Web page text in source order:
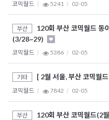
코믹월드 5241 02-05
부산
120회 부산 코믹월드 동
(3/28~29)
코믹월드 5386 02-05
기타 [ 2월 서울, 부산 코믹월
코믹월드 7842 02-05
부산 120회 부산 코믹월드(2